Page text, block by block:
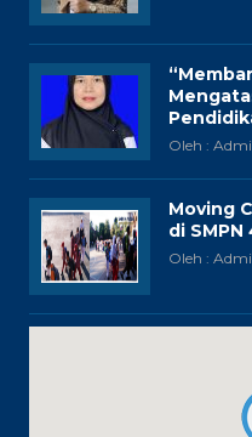
Oleh :
Moving
di SMPN
Oleh :